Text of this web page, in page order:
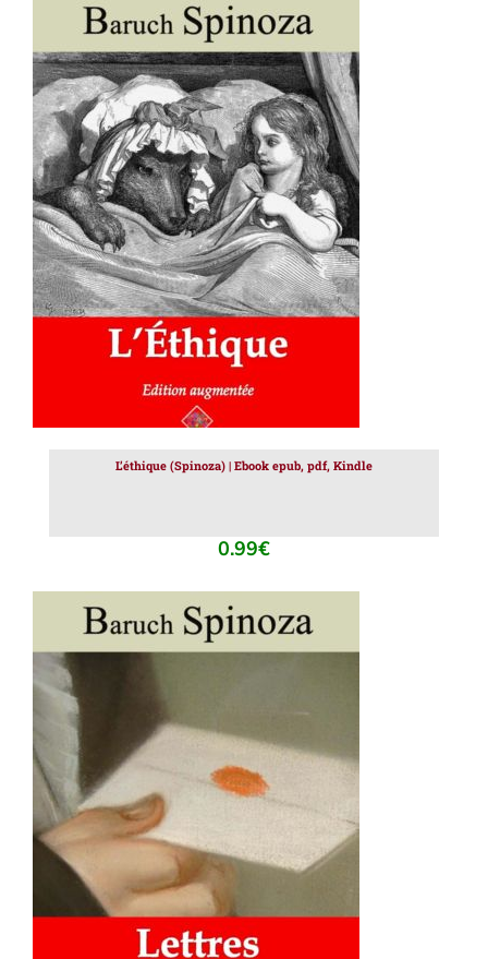
AJOUTER AU PANIER / DÉTAILS
L’éthique (Spinoza) | Ebook epub, pdf, Kindle
0.99€
AJOUTER AU PANIER DÉTAILS